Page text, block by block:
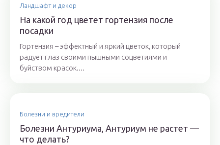
Ландшафт и декор
На какой год цветет гортензия после
посадки
Гортензия – эффектный и яркий цветок, который
радует глаз своими пышными соцветиями и
буйством красок....
Болезни и вредители
Болезни Антуриума, Антуриум не растет —
что делать?